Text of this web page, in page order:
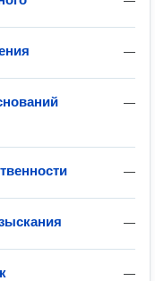
—
—
—
—
—